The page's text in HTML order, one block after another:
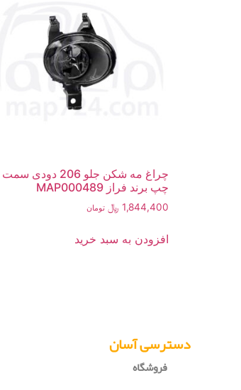
چراغ مه شکن جلو 206 دودی سمت
چپ برند فراز MAP000489
1,844,400 ﷼ تومان
افزودن به سبد خرید
دسترسی آسان
فروشگاه